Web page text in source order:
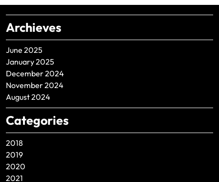
Archieves
June 2025
January 2025
December 2024
November 2024
August 2024
Categories
2018
2019
2020
2021